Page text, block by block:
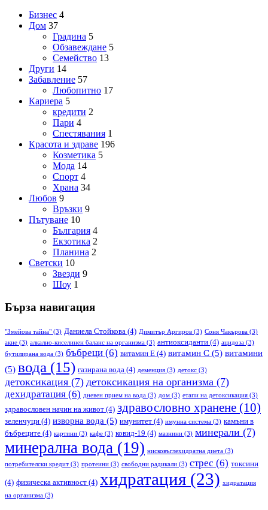
Бизнес 4
Дом 37
Градина 5
Обзавеждане 5
Семейство 13
Други 14
Забавление 57
Любопитно 17
Кариера 5
кредити 2
Пари 4
Спестявания 1
Красота и здраве 196
Козметика 5
Мода 14
Спорт 4
Храна 34
Любов 9
Връзки 9
Пътуване 10
България 4
Екзотика 2
Планина 2
Светски 10
Звезди 9
Шоу 1
Бърза навигация
"Змейова тайна" (3) Даниела Стойкова (4) Димитър Аргиров (3) Соня Чакърова (3)
акне (3) алкално-киселинен баланс на организма (3) антиоксиданти (4) ацидоза (3)
бутилирана вода (3) бъбреци (6) витамин Е (4) витамин С (5) витамини
(5) вода (15) газирана вода (4) деменция (3) детокс (3)
детоксикация (7) детоксикация на организма (7)
дехидратация (6) дневен прием на вода (3) дом (3) етапи на детоксикация (3)
здравословен начин на живот (4) здравословно хранене (10)
зеленчуци (4) изворна вода (5) имунитет (4) имунна система (3) камъни в
бъбреците (4) картини (3) кафе (3) ковид-19 (4) мазнини (3) минерали (7)
минерална вода (19) нисковъглехидратна диета (3)
потребителски кредит (3) протеини (3) свободни радикали (3) стрес (6) токсини
(4) физическа активност (4) хидратация (23) хидратация
на организма (3)